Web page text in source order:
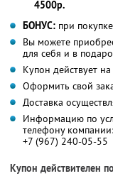
4500р.
БОНУС: при
Вы можете
для себя и в
Купон действует
Оформить свой
Доставка
Информацию по
телефону компании:
+7 (967) 240-05-55
Купон действителен